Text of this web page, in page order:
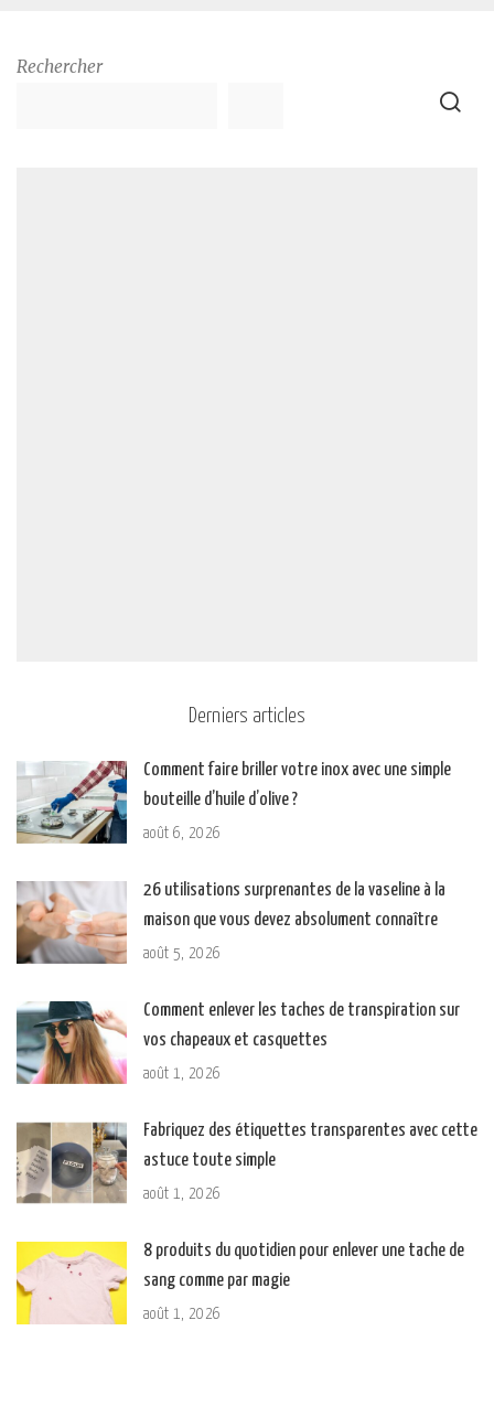
Rechercher
Derniers articles
Comment faire briller votre inox avec une simple
bouteille d’huile d’olive ?
août 6, 2026
26 utilisations surprenantes de la vaseline à la
maison que vous devez absolument connaître
août 5, 2026
Comment enlever les taches de transpiration sur
vos chapeaux et casquettes
août 1, 2026
Fabriquez des étiquettes transparentes avec cette
astuce toute simple
août 1, 2026
8 produits du quotidien pour enlever une tache de
sang comme par magie
août 1, 2026